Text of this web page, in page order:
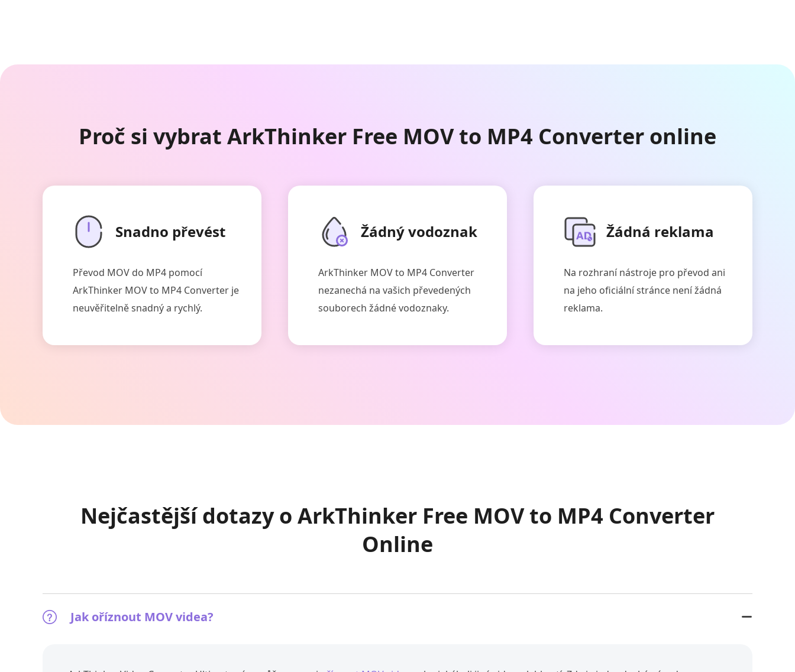
Proč si vybrat ArkThinker Free MOV to MP4 Converter online
Snadno převést
Převod MOV do MP4 pomocí
ArkThinker MOV to MP4 Converter je
neuvěřitelně snadný a rychlý.
Žádný vodoznak
ArkThinker MOV to MP4 Converter
nezanechá na vašich převedených
souborech žádné vodoznaky.
Žádná reklama
Na rozhraní nástroje pro převod ani
na jeho oficiální stránce není žádná
reklama.
Nejčastější dotazy o ArkThinker Free MOV to MP4 Converter
Online
Jak oříznout MOV videa?